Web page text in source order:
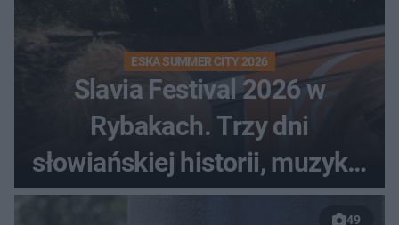
ESKA SUMMER CITY 2026
Slavia Festival 2026 w
Rybakach. Trzy dni
słowiańskiej historii, muzyki i
relaksu nad Jeziorem
49